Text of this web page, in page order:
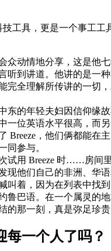
工具，更是一个事工工
众动情地分享，这是他
听到讲道。他讲的是一
完全理解所传讲的一切
东的年轻夫妇因信仰缘
一位英语水平很高，而
Breeze，他们俩都能在
同参与。
试用 Breeze 时……房间
现他们自己的非洲、华
叫着，因为在列表中找
鲁巴语。在一个属灵的
的那一刻，真是弥足珍贵
每一个人了吗？